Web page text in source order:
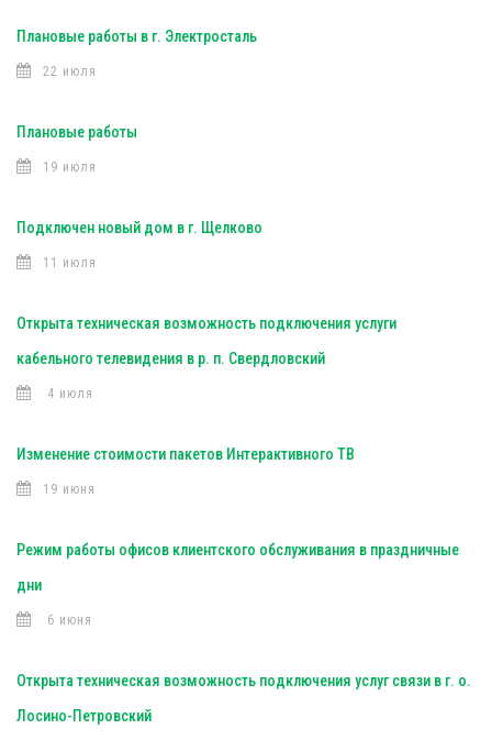
Плановые работы в г. Электросталь
22 июля
Плановые работы
19 июля
Подключен новый дом в г. Щелково
11 июля
Открыта техническая возможность подключения услуги
кабельного телевидения в р. п. Свердловский
4 июля
Изменение стоимости пакетов Интерактивного ТВ
19 июня
Режим работы офисов клиентского обслуживания в праздничные
дни
6 июня
Открыта техническая возможность подключения услуг связи в г. о.
Лосино-Петровский